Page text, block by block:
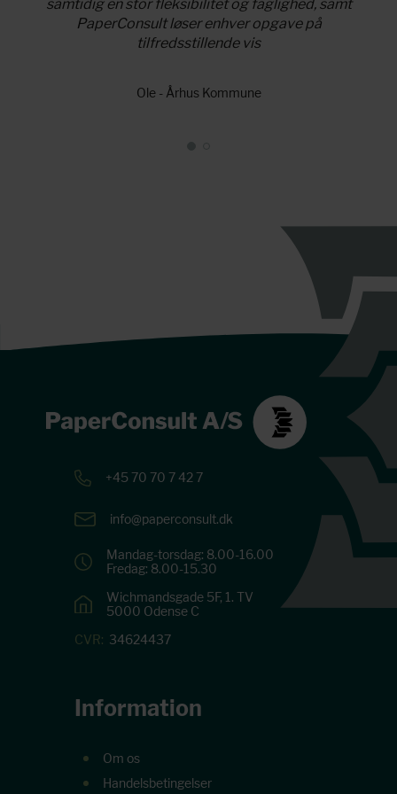
samtidig en stor fleksibilitet og faglighed, samt
PaperConsult løser enhver opgave på
tilfredsstillende vis
Ole - Århus Kommune
+45 70 70 7 42 7
info@paperconsult.dk
Mandag-torsdag: 8.00-16.00
Fredag: 8.00-15.30
Wichmandsgade 5F, 1. TV
5000 Odense C
CVR: 34624437
Information
Om os
Handelsbetingelser